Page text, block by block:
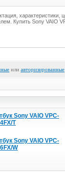
характеристики,
Купить Sony VAIO
или авторизированные
Sony VAIO VPC-
T
Sony VAIO VPC-
W